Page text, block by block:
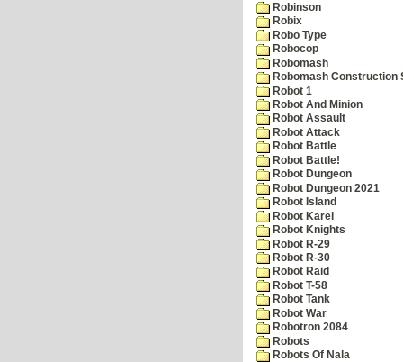
Robinson
Robix
Robo Type
Robocop
Robomash
Robomash Construction
Robot 1
Robot And Minion
Robot Assault
Robot Attack
Robot Battle
Robot Battle!
Robot Dungeon
Robot Dungeon 2021
Robot Island
Robot Karel
Robot Knights
Robot R-29
Robot R-30
Robot Raid
Robot T-58
Robot Tank
Robot War
Robotron 2084
Robots
Robots Of Nala